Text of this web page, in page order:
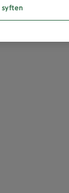
syften